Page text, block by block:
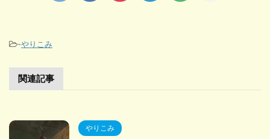
-やりこみ
関連記事
やりこみ